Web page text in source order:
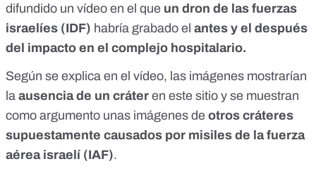
difundido un vídeo en el que un dron de las fuerzas
israelíes (IDF) habría grabado el antes y el después
del impacto en el complejo hospitalario.
Según se explica en el vídeo, las imágenes mostrarían
la ausencia de un cráter en este sitio y se muestran
como argumento unas imágenes de otros cráteres
supuestamente causados por misiles de la fuerza
aérea israelí (IAF).